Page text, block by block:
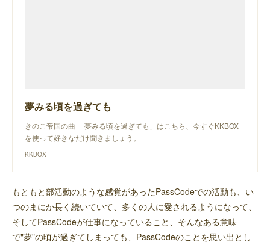
夢みる頃を過ぎても
きのこ帝国の曲「 夢みる頃を過ぎても」はこちら、今すぐKKBOX
を使って好きなだけ聞きましょう。
KKBOX
もともと部活動のような感覚があったPassCodeでの活動も、い
つのまにか長く続いていて、多くの人に愛されるようになって、
そしてPassCodeが仕事になっていること、そんなある意味
で"夢"の頃が過ぎてしまっても、PassCodeのことを思い出とし